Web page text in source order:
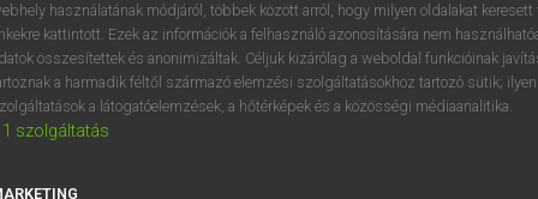
VAN ELŐFIZETÉSED?
megtekintéséhez.
használatának módjáról, többek között arról, hogy milyen oldalakat keresett
kattintott. Ezek az információk a felhasználó azonosítására nem
összesítettek és anonimizáltak. Céljuk kizárólag a weboldal funkcióinak
a harmadik féltől származó elemzési szolgáltatásokhoz tartozó sütik;
a látogatóelemzések, a hőtérképek és a közösségi médiaanalitika.
1 szolgáltatás
a s d f g h j k l é
í y x c v b n m , .